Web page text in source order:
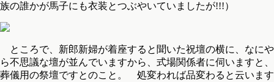
族の誰かが馬子にも衣装とつぶやいていましたが!!!）
ところで、新郎新婦が着座すると聞いた祝壇の横に、なにや
ら不思議な壇が並んでいますから、式場関係者に伺いますと、
葬儀用の祭壇ですとのこと。 処変われば品変わると云います